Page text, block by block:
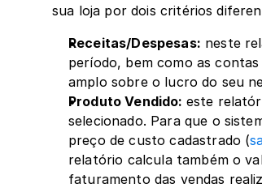
sua loja por dois critérios
Receitas/Despesas: neste
período, bem como as
amplo sobre o lucro do seu
Produto Vendido: este
selecionado. Para que o
preço de custo cadastrado (
relatório calcula também o
faturamento das vendas